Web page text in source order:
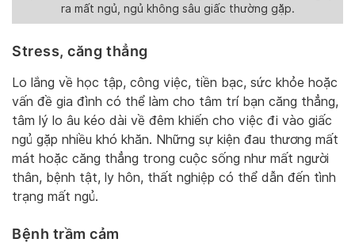
ra mất ngủ, ngủ không sâu giấc thường gặp.
Stress, căng thẳng
Lo lắng về học tập, công việc, tiền bạc, sức khỏe hoặc
vấn đề gia đình có thể làm cho tâm trí bạn căng thẳng,
tâm lý lo âu kéo dài về đêm khiến cho việc đi vào giấc
ngủ gặp nhiều khó khăn. Những sự kiện đau thương mất
mát hoặc căng thẳng trong cuộc sống như mất người
thân, bệnh tật, ly hôn, thất nghiệp có thể dẫn đến tình
trạng mất ngủ.
Bệnh trầm cảm